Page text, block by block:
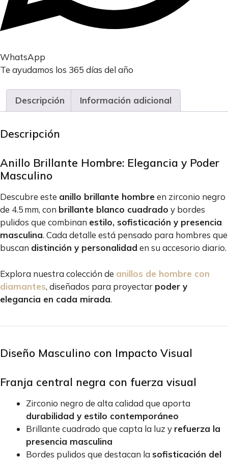
WhatsApp
Te ayudamos los 365 días del año
Descripción Información adicional
Descripción
Anillo Brillante Hombre: Elegancia y Poder
Masculino
Descubre este anillo brillante hombreen zirconio negro
de 4.5 mm, con brillante blanco cuadrado y bordes
pulidos que combinan estilo, sofisticación y presencia
masculina. Cada detalle está pensado para hombres que
buscan distinción y personalidad en su accesorio diario.
Explora nuestra colección de anillos de hombre con
diamantes, diseñados para proyectar poder y
elegancia en cada mirada.
Diseño Masculino con Impacto Visual
Franja central negra con fuerza visual
Zirconio negro de alta calidad que aporta
durabilidad y estilo contemporáneo
Brillante cuadrado que capta la luz y refuerza la
presencia masculina
Bordes pulidos que destacan la sofisticación del